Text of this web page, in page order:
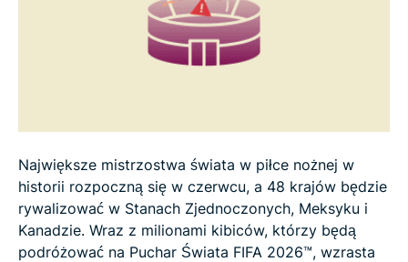
Największe mistrzostwa świata w piłce nożnej w
historii rozpoczną się w czerwcu, a 48 krajów będzie
rywalizować w Stanach Zjednoczonych, Meksyku i
Kanadzie. Wraz z milionami kibiców, którzy będą
podróżować na Puchar Świata FIFA 2026™, wzrasta